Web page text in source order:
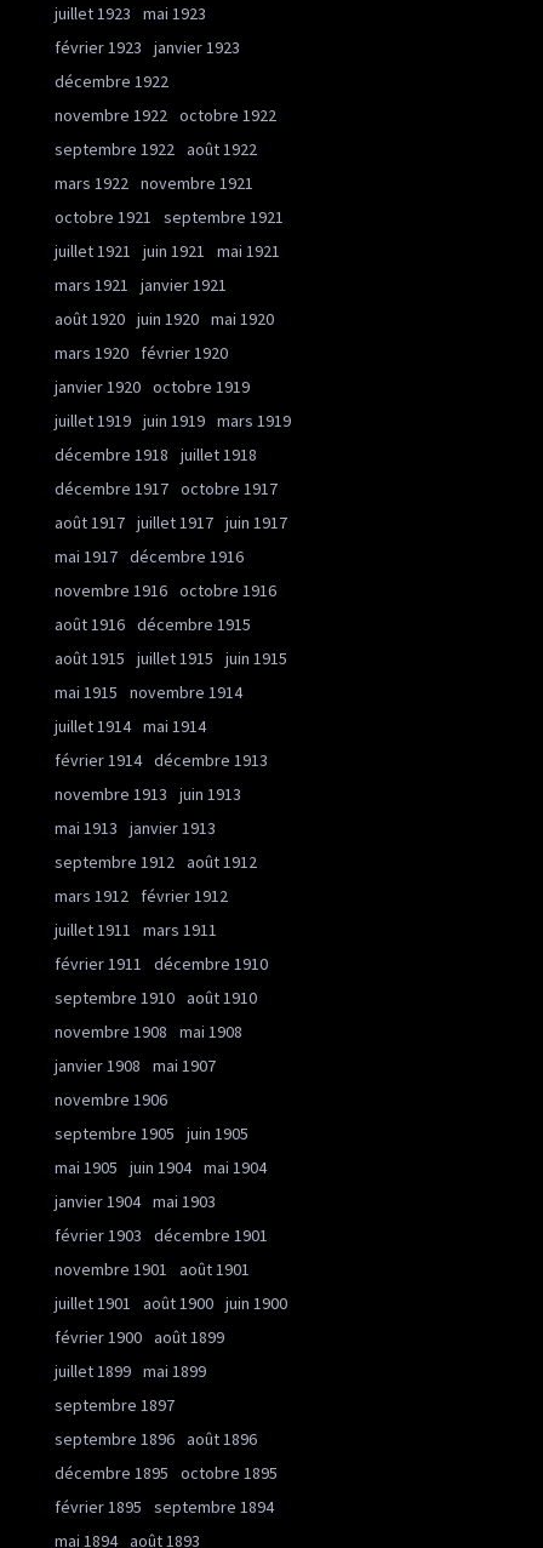
juillet 1923
mai 1923
février 1923
janvier 1923
décembre 1922
novembre 1922 octobre 1922
septembre 1922 août 1922
mars 1922 novembre 1921
octobre 1921
septembre 1921
juillet 1921
juin 1921
mai 1921
mars 1921
janvier 1921
août 1920 juin 1920 mai 1920
mars 1920
février 1920
janvier 1920 octobre 1919
juillet 1919 juin 1919 mars 1919
décembre 1918
juillet 1918
décembre 1917 octobre 1917
août 1917 juillet 1917 juin 1917
mai 1917 décembre 1916
novembre 1916 octobre 1916
août 1916 décembre 1915
août 1915
juillet 1915
juin 1915
mai 1915
novembre 1914
juillet 1914 mai 1914
février 1914 décembre 1913
novembre 1913
juin 1913
mai 1913
janvier 1913
septembre 1912 août 1912
mars 1912
février 1912
juillet 1911
mars 1911
février 1911
décembre 1910
septembre 1910 août 1910
novembre 1908
mai 1908
janvier 1908
mai 1907
novembre 1906
septembre 1905
juin 1905
mai 1905
juin 1904 mai 1904
janvier 1904 mai 1903
février 1903
décembre 1901
novembre 1901
août 1901
juillet 1901
août 1900 juin 1900
février 1900 août 1899
juillet 1899 mai 1899
septembre 1897
septembre 1896 août 1896
décembre 1895
octobre 1895
février 1895
septembre 1894
mai 1894 août 1893